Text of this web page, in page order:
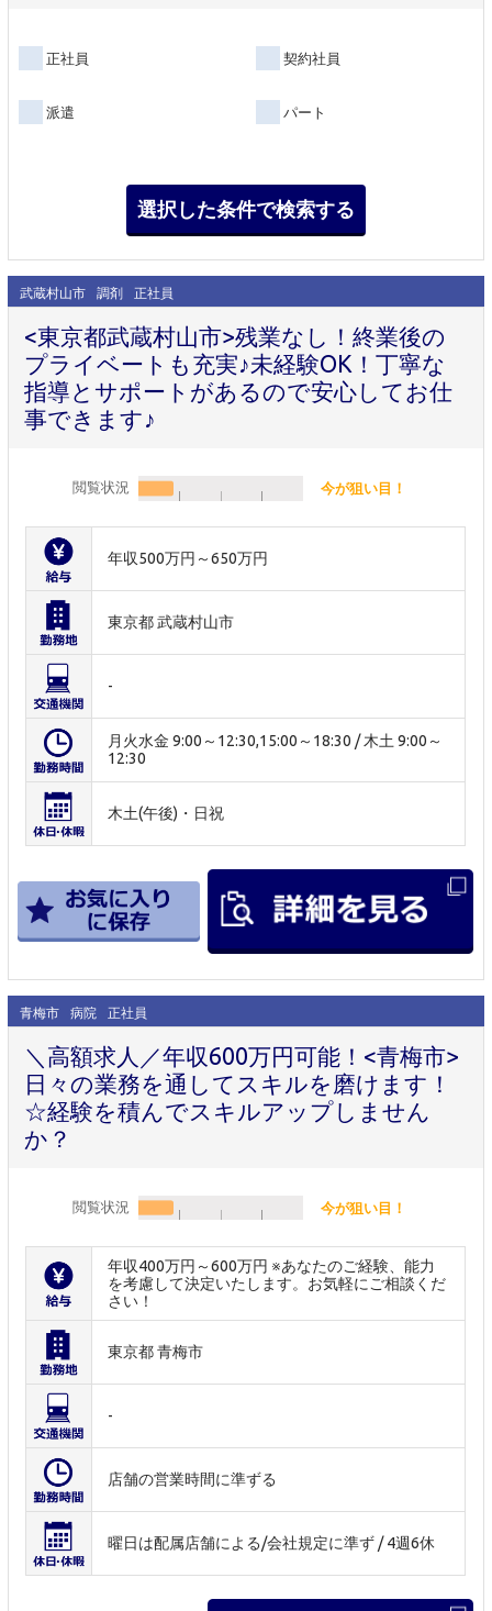
正社員 契約社員
派遣 パート
武蔵村山市 調剤 正社員
<東京都武蔵村山市>残業なし！終業後の
プライベートも充実♪未経験OK！丁寧な
指導とサポートがあるので安心してお仕
事できます♪
閲覧状況 今が狙い目！
年収500万円～650万円
東京都 武蔵村山市
-
月火水金 9:00～12:30,15:00～18:30 / 木土 9:00～
12:30
木土(午後)・日祝
青梅市 病院 正社員
＼高額求人／年収600万円可能！<青梅市>
日々の業務を通してスキルを磨けます！
☆経験を積んでスキルアップしません
か？
閲覧状況 今が狙い目！
年収400万円～600万円 ※あなたのご経験、能力
を考慮して決定いたします。お気軽にご相談くだ
さい！
東京都 青梅市
-
店舗の営業時間に準ずる
曜日は配属店舗による/会社規定に準ず / 4週6休